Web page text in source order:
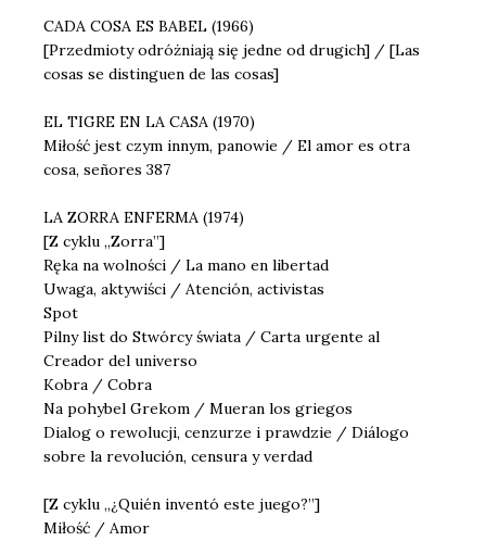
CADA COSA ES BABEL (1966)
[Przedmioty odróżniają się jedne od drugich] / [Las
cosas se distinguen de las cosas]
EL TIGRE EN LA CASA (1970)
Miłość jest czym innym, panowie / El amor es otra
cosa, señores 387
LA ZORRA ENFERMA (1974)
[Z cyklu „Zorra”]
Ręka na wolności / La mano en libertad
Uwaga, aktywiści / Atención, activistas
Spot
Pilny list do Stwórcy świata / Carta urgente al
Creador del universo
Kobra / Cobra
Na pohybel Grekom / Mueran los griegos
Dialog o rewolucji, cenzurze i prawdzie / Diálogo
sobre la revolución, censura y verdad
[Z cyklu „¿Quién inventó este juego?”]
Miłość / Amor